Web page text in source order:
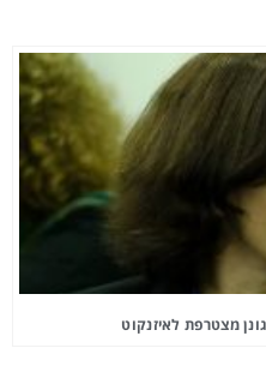
מצטרפת לאיזנקוט